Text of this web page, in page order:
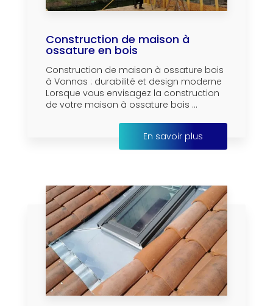
Construction de maison à
ossature en bois
Construction de maison à ossature bois
à Vonnas : durabilité et design moderne
Lorsque vous envisagez la construction
de votre maison à ossature bois ...
En savoir plus